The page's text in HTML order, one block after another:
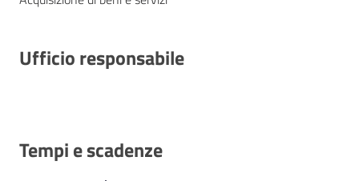
Ufficio responsabile
Tempi e scadenze